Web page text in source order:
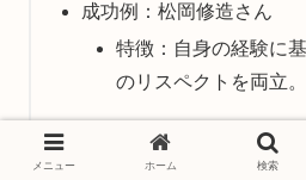
成功例：松岡修造さん
特徴：自身の経験に
のリスペクトを両立。
課題のあった例：潮田玲
メニュー ホーム 検索